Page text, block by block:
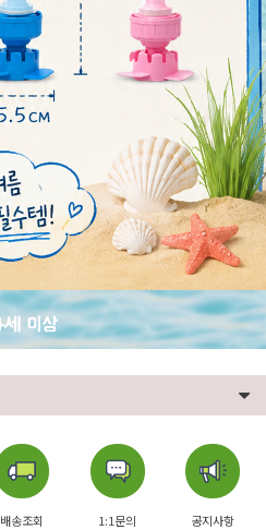
배송조회 1:1문의 공지사항